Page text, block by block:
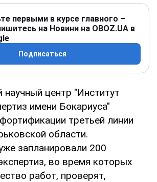
первыми в курсе главного –
на Новини на OBOZ.UA в
Подписаться
центр "Институт
имени Бокариуса"
третьей линии
области.
запланировали 200
во время которых
работ, проверят,